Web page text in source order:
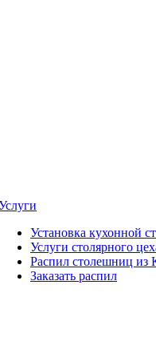
Установка кухонной
Услуги столярного
Распил столешниц из
Заказать распил